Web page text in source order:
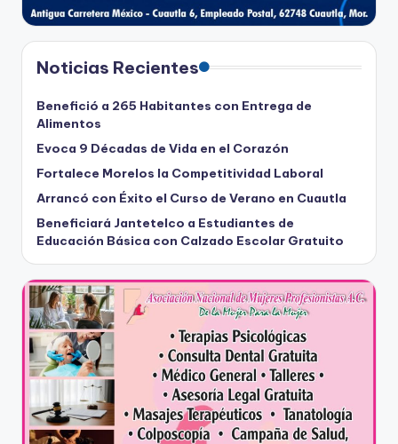
Noticias Recientes
Benefició a 265 Habitantes con Entrega de
Alimentos
Evoca 9 Décadas de Vida en el Corazón
Fortalece Morelos la Competitividad Laboral
Arrancó con Éxito el Curso de Verano en Cuautla
Beneficiará Jantetelco a Estudiantes de
Educación Básica con Calzado Escolar Gratuito